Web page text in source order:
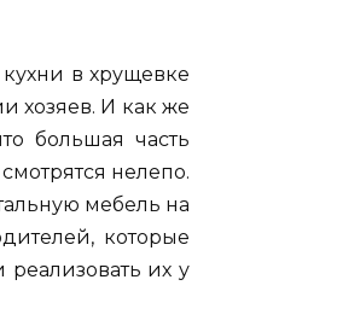
в хрущевке
хозяев. И как же
большая часть
нелепо.
мебель на
которые
их у